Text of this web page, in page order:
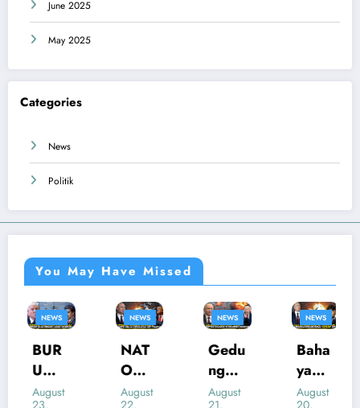
June 2025
May 2025
Categories
News
Politik
You May Have Missed
NEWS
NAT
O
Mulai
August
22,
NEWS
Gedu
ng
Mele
August
21,
NEWS
Baha
ya
Sera
August
20,
NEWS
“KO
PER
NUK
August
19,